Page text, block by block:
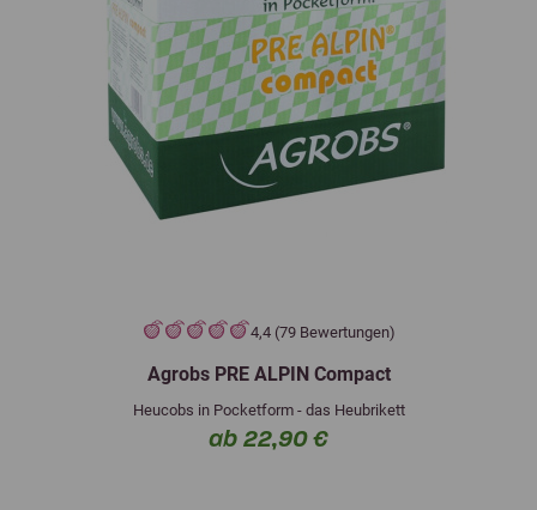
4,4 (79 Bewertungen)
Agrobs PRE ALPIN Compact
Heucobs in Pocketform - das Heubrikett
ab 22,90 €